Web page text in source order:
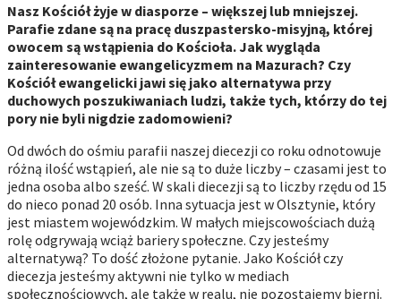
Nasz Kościół żyje w diasporze – większej lub mniejszej.
Parafie zdane są na pracę duszpastersko-misyjną, której
owocem są wstąpienia do Kościoła. Jak wygląda
zainteresowanie ewangelicyzmem na Mazurach? Czy
Kościół ewangelicki jawi się jako alternatywa przy
duchowych poszukiwaniach ludzi, także tych, którzy do tej
pory nie byli nigdzie zadomowieni?
Od dwóch do ośmiu parafii naszej diecezji co roku odnotowuje
różną ilość wstąpień, ale nie są to duże liczby – czasami jest to
jedna osoba albo sześć. W skali diecezji są to liczby rzędu od 15
do nieco ponad 20 osób. Inna sytuacja jest w Olsztynie, który
jest miastem wojewódzkim. W małych miejscowościach dużą
rolę odgrywają wciąż bariery społeczne. Czy jesteśmy
alternatywą? To dość złożone pytanie. Jako Kościół czy
diecezja jesteśmy aktywni nie tylko w mediach
społecznościowych, ale także w realu, nie pozostajemy bierni.